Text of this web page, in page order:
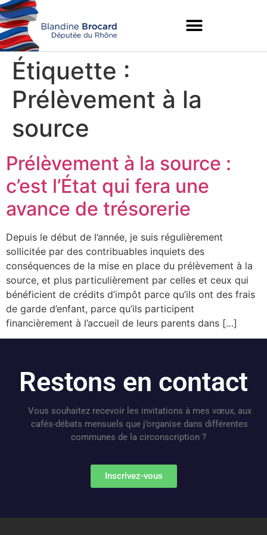
Étiquette :
Prélèvement à la
source
Prélèvement à la source :
c’est l’État qui fera une
avance de trésorerie
Depuis le début de l’année, je suis régulièrement
sollicitée par des contribuables inquiets des
conséquences de la mise en place du prélèvement à la
source, et plus particulièrement par celles et ceux qui
bénéficient de crédits d’impôt parce qu’ils ont des frais
de garde d’enfant, parce qu’ils participent
financièrement à l’accueil de leurs parents dans […]
Restons en contact
Vous souhaitez recevoir les invitations à mes vœux, aux
cafés-débats mensuels que j’organise dans différentes
communes de la circonscription ?
Inscrivez-vous